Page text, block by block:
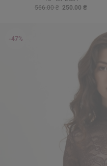
566.00 ₴ 250.00 ₴
-47%